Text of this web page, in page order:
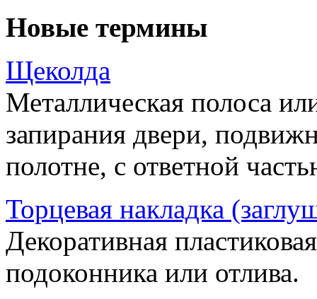
Новые термины
Щеколда
Металлическая полоса
запирания двери,
полотне, с ответной
Торцевая накладка
Декоративная
подоконника или отлива.